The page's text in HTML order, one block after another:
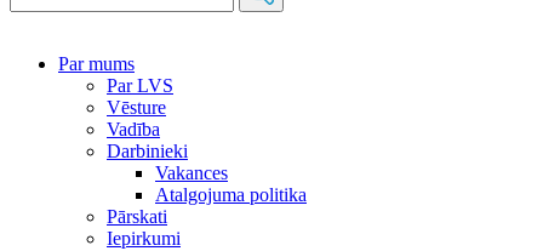
Par mums
Par LVS
Vēsture
Vadība
Darbinieki
Vakances
Atalgojuma politika
Pārskati
Iepirkumi